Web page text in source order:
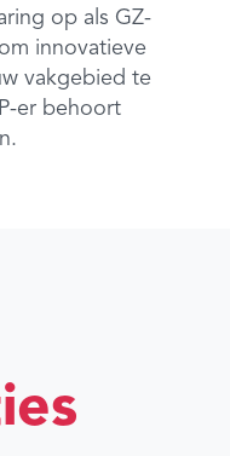
op als GZ-
innovatieve
vakgebied te
er behoort